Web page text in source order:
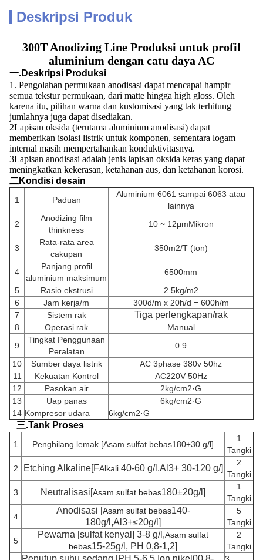
Deskripsi Produk
300T Anodizing Line Produksi untuk profil
aluminium dengan catu daya AC
一.Deskripsi Produksi
1. Pengolahan permukaan anodisasi dapat mencapai hampir
semua tekstur permukaan, dari matte hingga high gloss. Oleh
karena itu, pilihan warna dan kustomisasi yang tak terhitung
jumlahnya juga dapat disediakan.
2Lapisan oksida (terutama aluminium anodisasi) dapat
memberikan isolasi listrik untuk komponen, sementara logam
internal masih mempertahankan konduktivitasnya.
3Lapisan anodisasi adalah jenis lapisan oksida keras yang dapat
meningkatkan kekerasan, ketahanan aus, dan ketahanan korosi.
二Kondisi desain
1 Paduan
Aluminium 6061 sampai 6063 atau
lainnya
2
Anodizing film
thinkness
10 ~ 12μmMikron
3
Rata-rata area
cakupan
350m2/T (ton)
4
Panjang profil
aluminium maksimum
6500mm
5
Rasio ekstrusi
2.5kg/m2
6
Jam kerja/m
300d/m x 20h/d = 600h/m
7
Sistem rak Tiga perlengkapan/rak
8 Operasi rak
Manual
9
Tingkat Penggunaan
Peralatan
0.9
10
Sumber daya listrik
AC 3phase 380v 50hz
11
Kekuatan Kontrol
AC220V 50Hz
12
Pasokan air
2kg/cm2·G
13
Uap panas
6kg/cm2·G
14 Kompresor udara 6kg/cm2·G
三.Tank Proses
1 Penghilang lemak [Asam sulfat bebas180±30 g/l]
1
Tangki
2
Etching Alkaline[FAlkali 40-60 g/l,Al3+ 30-120 g/]
2
Tangki
3
Neutralisasi[Asam sulfat bebas180±20g/l]
1
Tangki
4
Anodisasi [Asam sulfat bebas140-
180g/l,Al3+≤20g/l]
5
Tangki
5
Pewarna [sulfat kenyal] 3-8 g/l,Asam sulfat
bebas15-25g/l, PH 0,8-1,2]
2
Tangki